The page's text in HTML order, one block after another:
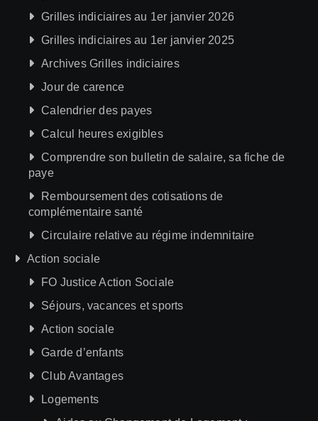
Grilles indiciaires au 1er janvier 2026
Grilles indiciaires au 1er janvier 2025
Archives Grilles indiciaires
Jour de carence
Calendrier des payes
Calcul heures exigibles
Comprendre son bulletin de salaire, sa fiche de
paye
Remboursement des cotisations de
complémentaire santé
Circulaire relative au régime indemnitaire
Action sociale
FO Justice Action Sociale
Séjours, vacances et sports
Action sociale
Garde d’enfants
Club Avantages
Logements